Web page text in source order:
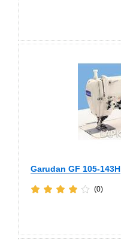
Garudan GF 105-143H
(0)